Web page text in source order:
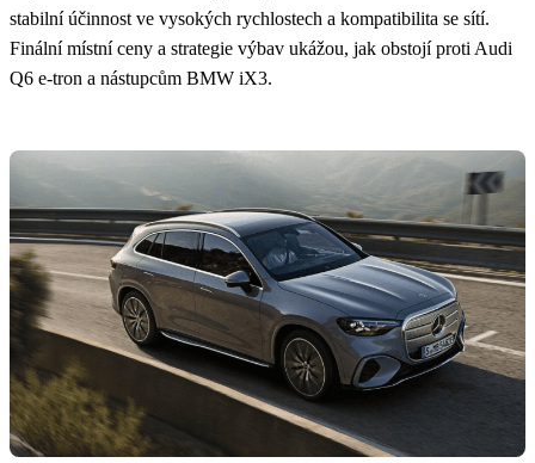
stabilní účinnost ve vysokých rychlostech a kompatibilita se sítí.
Finální místní ceny a strategie výbav ukážou, jak obstojí proti Audi
Q6 e‑tron a nástupcům BMW iX3.